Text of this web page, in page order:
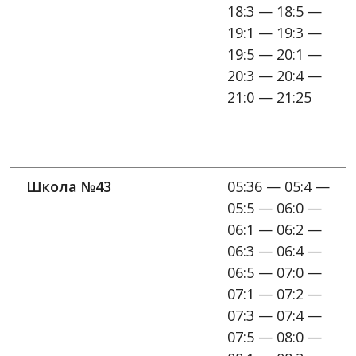
18:3 — 18:5 —
19:1 — 19:3 —
19:5 — 20:1 —
20:3 — 20:4 —
21:0 — 21:25
Школа №43
05:36 — 05:4 —
05:5 — 06:0 —
06:1 — 06:2 —
06:3 — 06:4 —
06:5 — 07:0 —
07:1 — 07:2 —
07:3 — 07:4 —
07:5 — 08:0 —